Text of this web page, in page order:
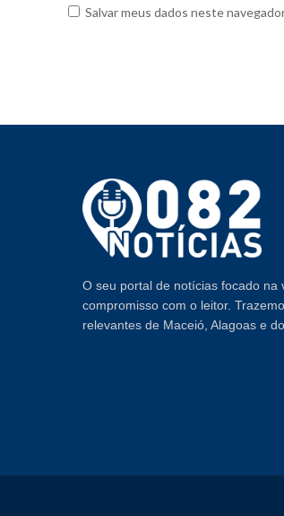
Salvar meus dados neste
O seu portal de notícias focado na
compromisso com o leitor.
relevantes de Maceió, Alagoas e